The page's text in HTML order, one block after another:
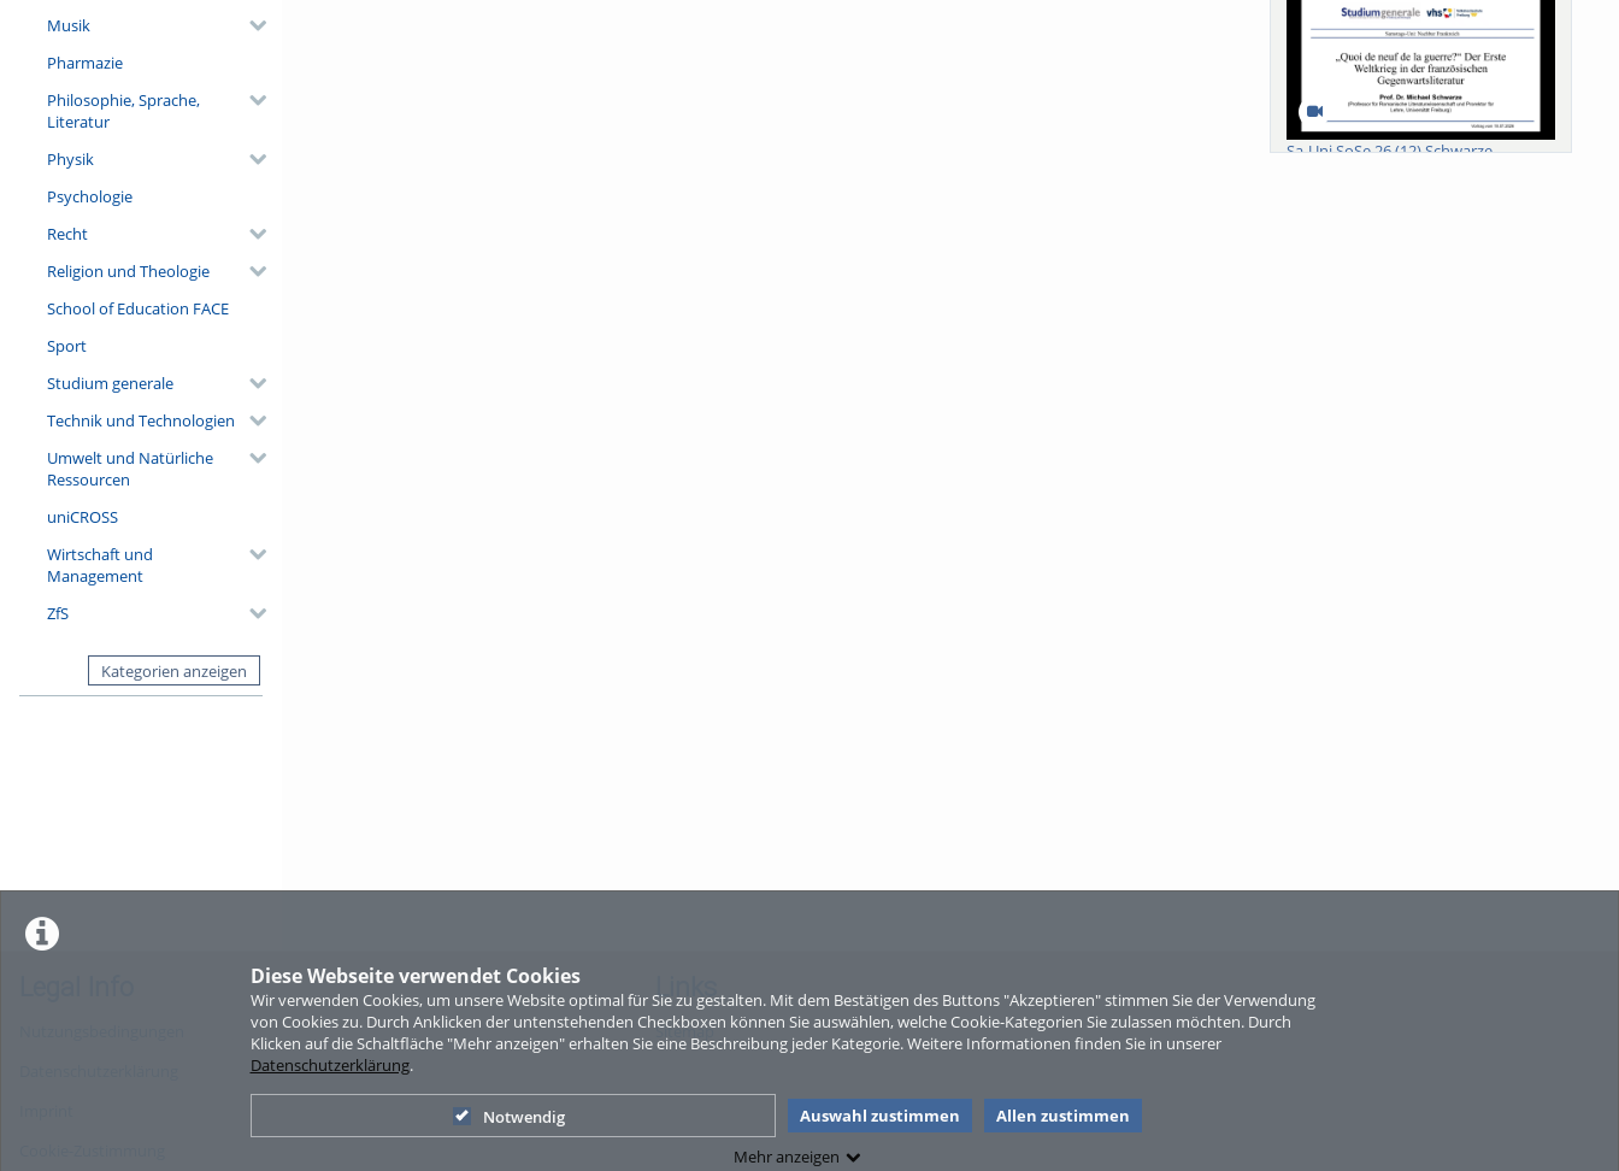
Diese Webseite verwendet Cookies
Wir verwenden Cookies, um unsere Website optimal für Sie zu gestalten. Mit dem Bestätigen des Buttons "Akzeptieren" stimmen Sie der Verwendung
von Cookies zu. Durch Anklicken der untenstehenden Checkboxen können Sie auswählen, welche Cookie-Kategorien Sie zulassen möchten. Durch
Klicken auf die Schaltfläche "Mehr anzeigen" erhalten Sie eine Beschreibung jeder Kategorie. Weitere Informationen finden Sie in unserer
Datenschutzerklärung.
Notwendig Auswahl zustimmen
Allen zustimmen
Mehr anzeigen
Musik
Pharmazie
Philosophie, Sprache,
Literatur
Physik
Psychologie
Recht
Religion und Theologie
School of Education FACE
Sport
Studium generale
Technik und Technologien
Umwelt und Natürliche
Ressourcen
uniCROSS
Wirtschaft und
Management
ZfS
Kategorien anzeigen
Sa-Uni SoSe 26 (12) Schwarze
Sperber
Links
Sitemap